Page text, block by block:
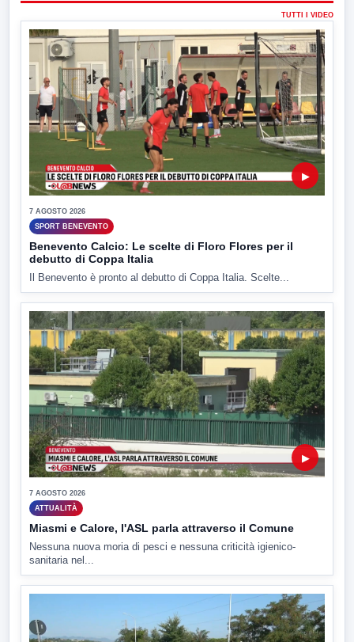
TUTTI I VIDEO
▶
7 AGOSTO 2026
SPORT BENEVENTO
Benevento Calcio: Le scelte di Floro Flores per il
debutto di Coppa Italia
Il Benevento è pronto al debutto di Coppa Italia. Scelte...
▶
7 AGOSTO 2026
ATTUALITÀ
Miasmi e Calore, l'ASL parla attraverso il Comune
Nessuna nuova moria di pesci e nessuna criticità igienico-
sanitaria nel...